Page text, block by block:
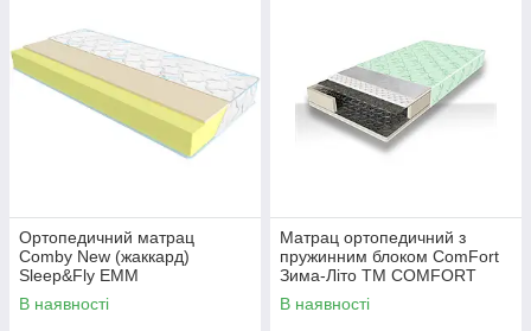
Ортопедичний матрац
Comby New (жаккард)
Sleep&Fly ЕММ
В наявності
Матрац ортопедичний з
пружинним блоком ComFort
Зима-Літо ТM COMFORT
ЕММ
В наявності